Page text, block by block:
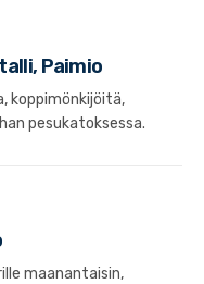
Paimio
koppimönkijöitä,
pesukatoksessa.
maanantaisin,